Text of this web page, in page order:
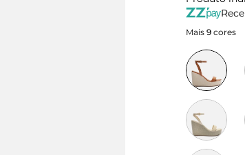
Mais 9 cores